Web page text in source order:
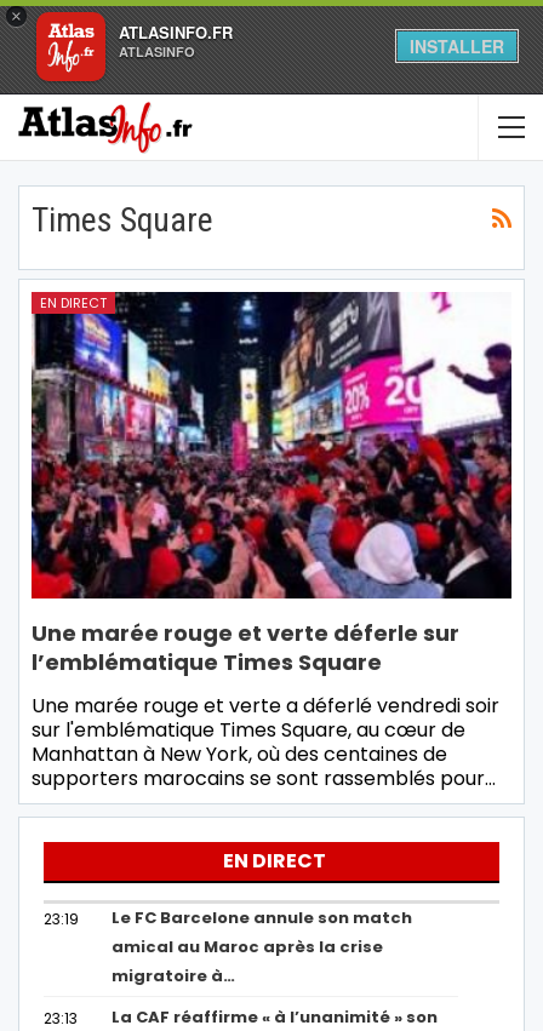
×
ATLASINFO.FR
ATLASINFO INSTALLER
Times Square
EN DIRECT
Une marée rouge et verte déferle sur
l’emblématique Times Square
Une marée rouge et verte a déferlé vendredi soir
sur l'emblématique Times Square, au cœur de
Manhattan à New York, où des centaines de
supporters marocains se sont rassemblés pour…
EN DIRECT
23:19
Le FC Barcelone annule son match
amical au Maroc après la crise
migratoire à…
23:13
La CAF réaffirme « à l’unanimité » son